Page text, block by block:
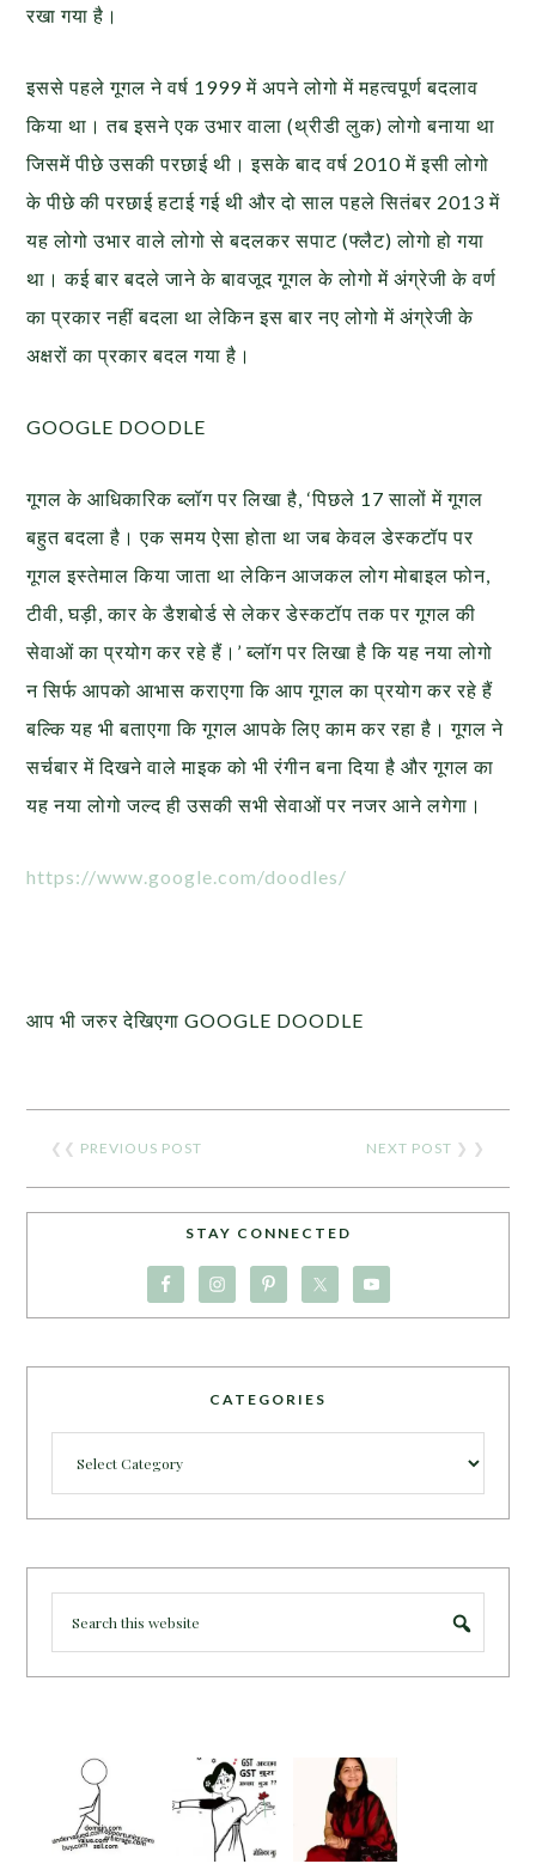
रखा गया है।
इससे पहले गूगल ने वर्ष 1999 में अपने लोगो में महत्वपूर्ण बदलाव
किया था। तब इसने एक उभार वाला (थ्रीडी लुक) लोगो बनाया था
जिसमें पीछे उसकी परछाई थी। इसके बाद वर्ष 2010 में इसी लोगो
के पीछे की परछाई हटाई गई थी और दो साल पहले सितंबर 2013 में
यह लोगो उभार वाले लोगो से बदलकर सपाट (फ्लैट) लोगो हो गया
था। कई बार बदले जाने के बावजूद गूगल के लोगो में अंग्रेजी के वर्ण
का प्रकार नहीं बदला था लेकिन इस बार नए लोगो में अंग्रेजी के
अक्षरों का प्रकार बदल गया है।
GOOGLE DOODLE
गूगल के आधिकारिक ब्लॉग पर लिखा है, ‘पिछले 17 सालों में गूगल
बहुत बदला है। एक समय ऐसा होता था जब केवल डेस्कटॉप पर
गूगल इस्तेमाल किया जाता था लेकिन आजकल लोग मोबाइल फोन,
टीवी, घड़ी, कार के डैशबोर्ड से लेकर डेस्कटॉप तक पर गूगल की
सेवाओं का प्रयोग कर रहे हैं।’ ब्लॉग पर लिखा है कि यह नया लोगो
न सिर्फ आपको आभास कराएगा कि आप गूगल का प्रयोग कर रहे हैं
बल्कि यह भी बताएगा कि गूगल आपके लिए काम कर रहा है। गूगल ने
सर्चबार में दिखने वाले माइक को भी रंगीन बना दिया है और गूगल का
यह नया लोगो जल्द ही उसकी सभी सेवाओं पर नजर आने लगेगा।
https://www.google.com/doodles/
आप भी जरुर देखिएगा GOOGLE DOODLE
❮❮ PREVIOUS POST NEXT POST ❯ ❯
STAY CONNECTED
CATEGORIES